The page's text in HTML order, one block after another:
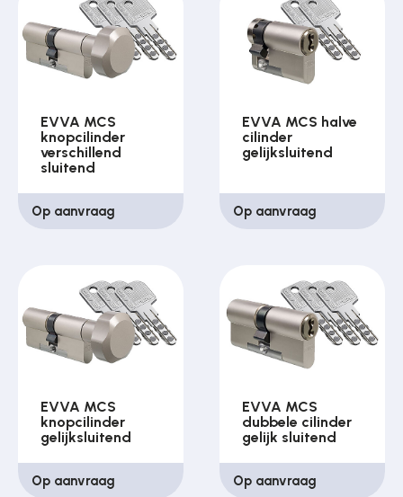
EVVA MCS
knopcilinder
verschillend
sluitend
Op aanvraag
EVVA MCS halve
cilinder
gelijksluitend
Op aanvraag
EVVA MCS
knopcilinder
gelijksluitend
Op aanvraag
EVVA MCS
dubbele cilinder
gelijk sluitend
Op aanvraag